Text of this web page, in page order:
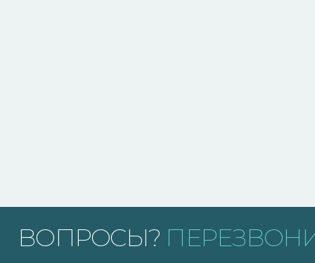
ВОПРОСЫ?